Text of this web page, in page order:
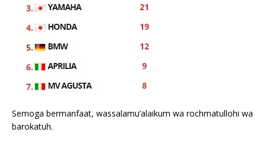
Semoga bermanfaat, wassalamu’alaikum wa rochmatullohi wa
barokatuh.